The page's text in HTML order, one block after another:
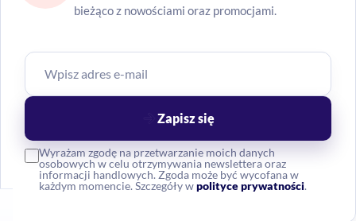
bieżąco z nowościami oraz promocjami.
Wyrażam zgodę na przetwarzanie moich danych
osobowych w celu otrzymywania newslettera oraz
informacji handlowych. Zgoda może być wycofana w
każdym momencie. Szczegóły wpolityce prywatności.
Zapisz się